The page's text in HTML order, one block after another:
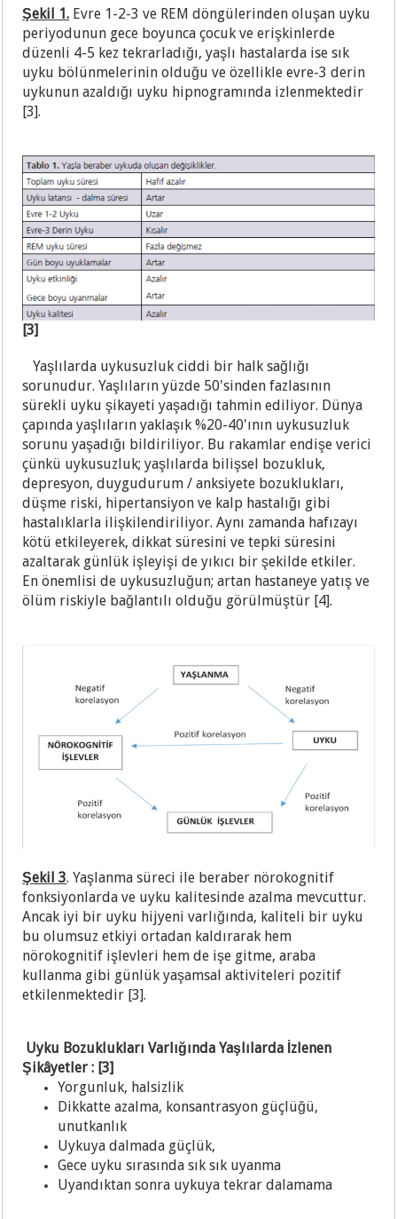
Şekil 1. Evre 1-2-3 ve REM döngülerinden oluşan uyku
periyodunun gece boyunca çocuk ve erişkinlerde
düzenli 4-5 kez tekrarladığı, yaşlı hastalarda ise sık
uyku bölünmelerinin olduğu ve özellikle evre-3 derin
uykunun azaldığı uyku hipnogramında izlenmektedir
[3].
[3]
Yaşlılarda uykusuzluk ciddi bir halk sağlığı
sorunudur. Yaşlıların yüzde 50'sinden fazlasının
sürekli uyku şikayeti yaşadığı tahmin ediliyor. Dünya
çapında yaşlıların yaklaşık %20-40'ının uykusuzluk
sorunu yaşadığı bildiriliyor. Bu rakamlar endişe verici
çünkü uykusuzluk; yaşlılarda bilişsel bozukluk,
depresyon, duygudurum / anksiyete bozuklukları,
düşme riski, hipertansiyon ve kalp hastalığı gibi
hastalıklarla ilişkilendiriliyor. Aynı zamanda hafızayı
kötü etkileyerek, dikkat süresini ve tepki süresini
azaltarak günlük işleyişi de yıkıcı bir şekilde etkiler.
En önemlisi de uykusuzluğun; artan hastaneye yatış ve
ölüm riskiyle bağlantılı olduğu görülmüştür [4].
Şekil 3. Yaşlanma süreci ile beraber nörokognitif
fonksiyonlarda ve uyku kalitesinde azalma mevcuttur.
Ancak iyi bir uyku hijyeni varlığında, kaliteli bir uyku
bu olumsuz etkiyi ortadan kaldırarak hem
nörokognitif işlevleri hem de işe gitme, araba
kullanma gibi günlük yaşamsal aktiviteleri pozitif
etkilenmektedir [3].
Uyku Bozuklukları Varlığında Yaşlılarda İzlenen
Şikâyetler : [3]
Yorgunluk, halsizlik
Dikkatte azalma, konsantrasyon güçlüğü,
unutkanlık
Uykuya dalmada güçlük,
Gece uyku sırasında sık sık uyanma
Uyandıktan sonra uykuya tekrar dalamama